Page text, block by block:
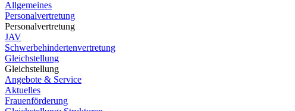
Allgemeines
Personalvertretung
Personalvertretung
JAV
Schwerbehindertenvertretung
Gleichstellung
Gleichstellung
Angebote & Service
Aktuelles
Frauenförderung